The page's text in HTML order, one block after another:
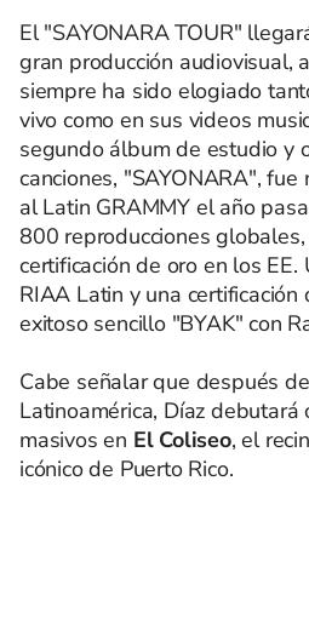
El "SAYONARA TOUR"
gran producción audiovisual,
siempre ha sido elogiado
vivo como en sus videos
segundo álbum de estudio y
canciones, "SAYONARA",
al Latin GRAMMY el año
800 reproducciones
certificación de oro en los
RIAA Latin y una
exitoso sencillo "BYAK" con
Cabe señalar que después
Latinoamérica, Díaz debutará
masivos en El Coliseo, el
icónico de Puerto Rico.